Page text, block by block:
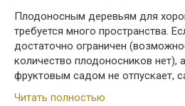
Плодоносным деревьям для
требуется много пространства.
достаточно ограничен
количество плодоносников нет),
фруктовым садом не отпускает,
Читать полностью